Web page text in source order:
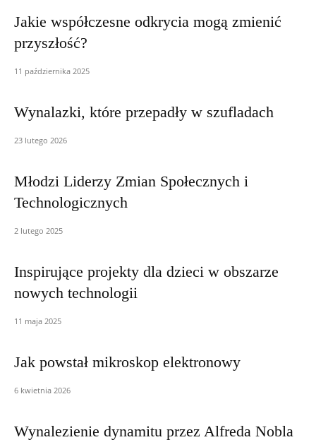
Jakie współczesne odkrycia mogą zmienić
przyszłość?
11 października 2025
Wynalazki, które przepadły w szufladach
23 lutego 2026
Młodzi Liderzy Zmian Społecznych i
Technologicznych
2 lutego 2025
Inspirujące projekty dla dzieci w obszarze
nowych technologii
11 maja 2025
Jak powstał mikroskop elektronowy
6 kwietnia 2026
Wynalezienie dynamitu przez Alfreda Nobla